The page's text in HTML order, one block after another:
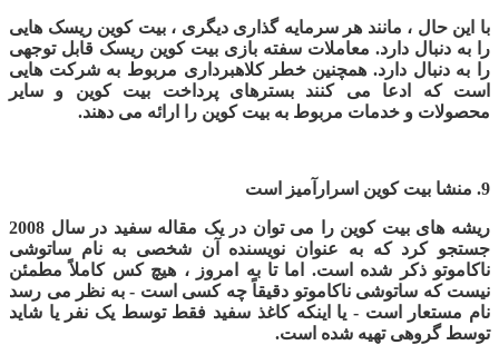
با این حال ، مانند هر سرمایه گذاری دیگری ، بیت کوین ریسک هایی
را به دنبال دارد. معاملات سفته بازی بیت کوین ریسک قابل توجهی
را به دنبال دارد. همچنین خطر کلاهبرداری مربوط به شرکت هایی
است که ادعا می کنند بسترهای پرداخت بیت کوین و سایر
محصولات و خدمات مربوط به بیت کوین را ارائه می دهند.
9. منشا بیت کوین اسرارآمیز است
ریشه های بیت کوین را می توان در یک مقاله سفید در سال 2008
جستجو کرد که به عنوان نویسنده آن شخصی به نام ساتوشی
ناکاموتو ذکر شده است. اما تا به امروز ، هیچ کس کاملاً مطمئن
نیست که ساتوشی ناکاموتو دقیقاً چه کسی است - به نظر می رسد
نام مستعار است - یا اینکه کاغذ سفید فقط توسط یک نفر یا شاید
توسط گروهی تهیه شده است.